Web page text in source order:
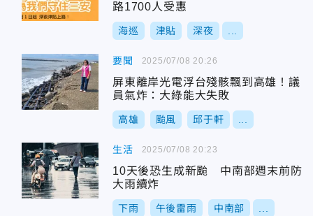
路1700人受惠
海巡 津貼 深夜
要聞
屏東離岸光電浮台殘骸飄到高雄！議
員氣炸：大綠能大失敗
高雄 颱風 邱于軒
2025/07/08 20:26
生活
10天後恐生成新颱 中南部週末前防
大雨續炸
下雨 午後雷雨 中南部
2025/07/08 20:23